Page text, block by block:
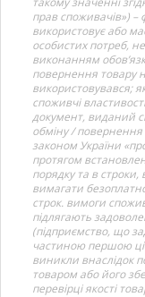
прав споживачів») –
використовує або
особистих потреб,
виконанням
повернення товару
використовувався;
споживчі
документ, виданий
обміну / повернення
законом України
протягом
порядку та в
вимагати
строк. вимоги
підлягають
(підприємство, що
частиною першою
виникли внаслідок
товаром або його
перевірці якості